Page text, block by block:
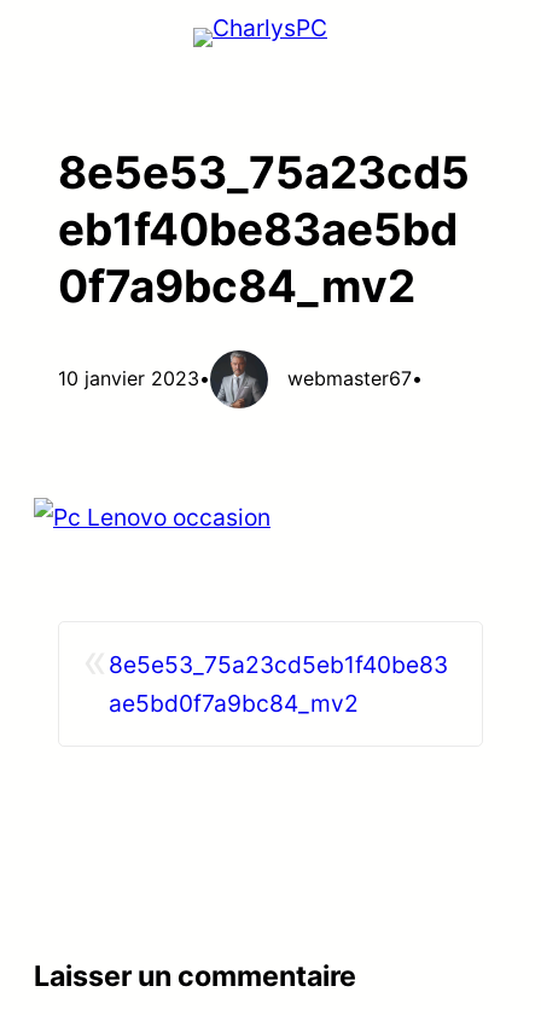
8e5e53_75a23cd5
eb1f40be83ae5bd
0f7a9bc84_mv2
10 janvier 2023• webmaster67•
8e5e53_75a23cd5eb1f40be83
ae5bd0f7a9bc84_mv2
Laisser un commentaire